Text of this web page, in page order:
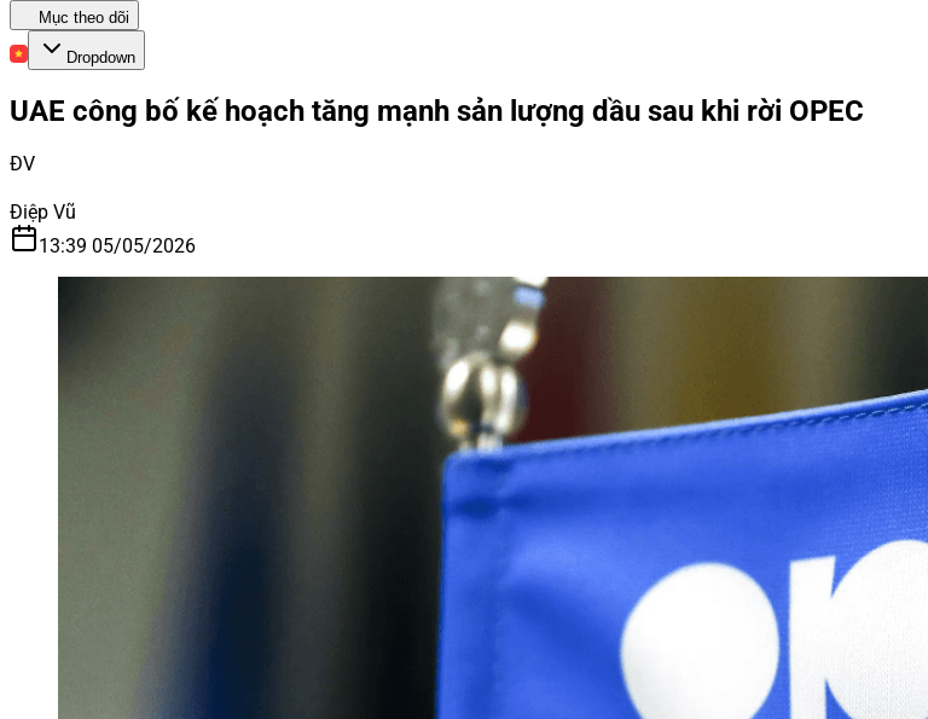
Mục theo dõi
Dropdown
UAE công bố kế hoạch tăng mạnh sản lượng dầu sau khi rời OPEC
ĐV
Điệp Vũ
13:39 05/05/2026